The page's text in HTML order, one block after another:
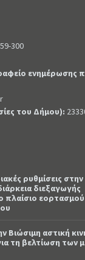
300
ενημέρωσης
του Δήμου):
ρυθμίσεις
διεξαγωγής
εορτασμού
Βιώσιμη αστική
τη βελτίωση των